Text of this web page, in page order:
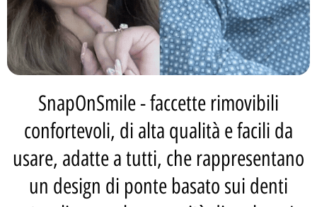
SnapOnSmile - faccette rimovibili
confortevoli, di alta qualità e facili da
usare, adatte a tutti, che rappresentano
un design di ponte basato sui denti